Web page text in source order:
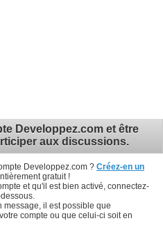
Developpez.com et être
aux discussions.
Developpez.com ? Créez-en un
gratuit !
et qu'il est bien activé, connectez-
message, il est possible que
compte ou que celui-ci soit en